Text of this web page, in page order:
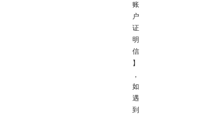
账
户
证
明
信
】
，
如
遇
到